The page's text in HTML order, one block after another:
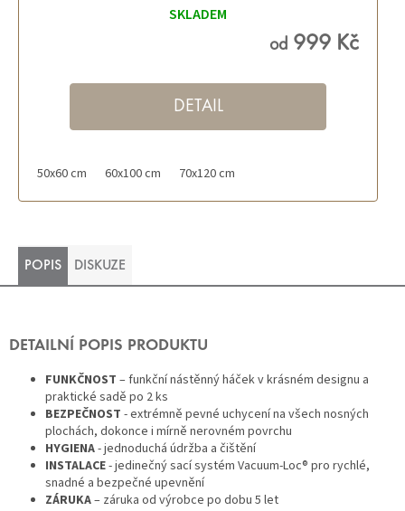
SKLADEM
od 999 Kč
DETAIL
50x60 cm 60x100 cm 70x120 cm
POPIS DISKUZE
DETAILNÍ POPIS PRODUKTU
FUNKČNOST – funkční nástěnný háček v krásném designu a
praktické sadě po 2 ks
BEZPEČNOST - extrémně pevné uchycení na všech nosných
plochách, dokonce i mírně nerovném povrchu
HYGIENA- jednoduchá údržba a čištění
INSTALACE- jedinečný sací systém Vacuum-Loc® pro rychlé,
snadné a bezpečné upevnění
ZÁRUKA– záruka od výrobce po dobu 5 let